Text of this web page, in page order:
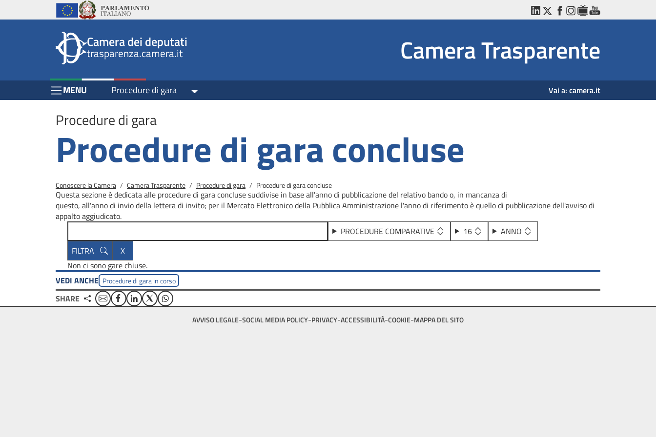
Salta al contenuto principale
Salta al menu di navigazione
top
Istituzioni
Unione EuropeaParlamento Italiano LinkedInTwitterFacebookInstagram
WebTVYouTube
Camera dei deputati
trasparenza.camera.it Camera Trasparente
Menu Bar block
MENU Procedure di gara Toggle Dropdown Vai a: camera.it
Procedure di gara
Procedure di gara concluse
Briciole di pane
Conoscere la Camera Camera Trasparente Procedure di gara Procedure di gara concluse
Questa sezione è dedicata alle procedure di gara concluse suddivise in base all'anno di pubblicazione del relativo bando o, in mancanza di
questo, all'anno di invio della lettera di invito; per il Mercato Elettronico della Pubblica Amministrazione l'anno di riferimento è quello di pubblicazione dell'avviso di
appalto aggiudicato.
PROCEDURE COMPARATIVE
16 ANNO
Non ci sono gare chiuse.
VEDI ANCHE Procedure di gara in corso
SHARE EmailFacebookLinkedinTwitterWhatsApp
AVVISO LEGALE SOCIAL MEDIA POLICY PRIVACY ACCESSIBILITÀ COOKIE MAPPA DEL SITO
Salta al contenuto principale
Salta al menu di navigazione
Vai a inizio pagina